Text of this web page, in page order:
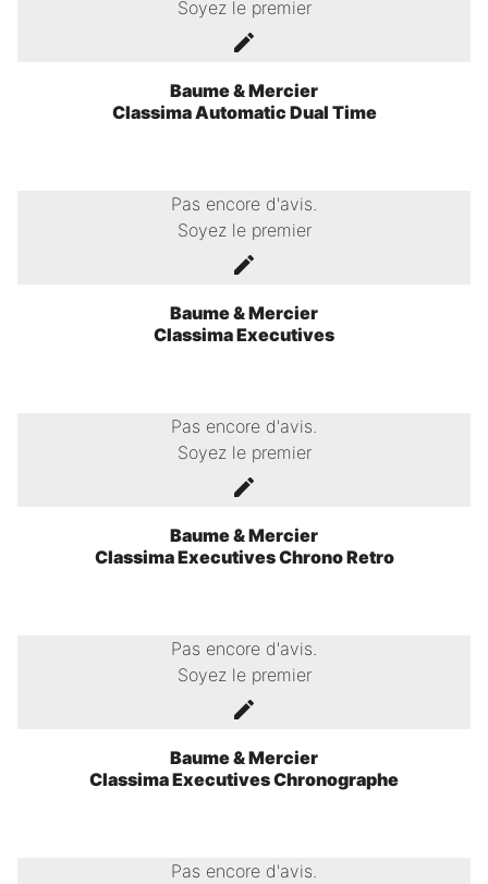
Soyez le premier
Baume & Mercier
Classima Automatic Dual Time
Pas encore d'avis.
Soyez le premier
Baume & Mercier
Classima Executives
Pas encore d'avis.
Soyez le premier
Baume & Mercier
Classima Executives Chrono Retro
Pas encore d'avis.
Soyez le premier
Baume & Mercier
Classima Executives Chronographe
Pas encore d'avis.